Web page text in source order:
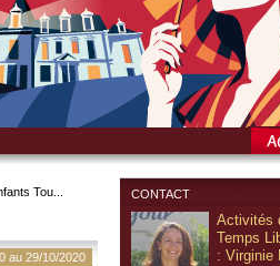
Tou...
au 29/10/2020
CONTACT
Activités
Temps
: Virginie